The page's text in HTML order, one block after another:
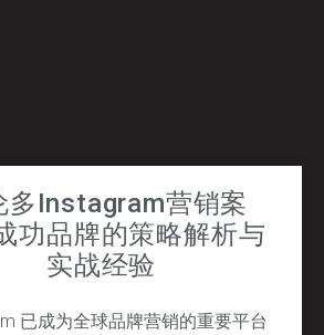
多Instagram营销案
功品牌的策略解析与
实战经验
已成为全球品牌营销的重要平台